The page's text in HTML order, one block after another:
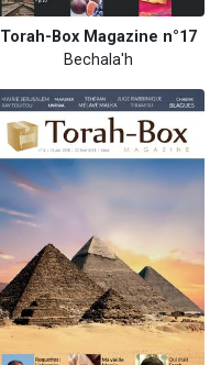
Torah-Box Magazine n°17
Bechala'h